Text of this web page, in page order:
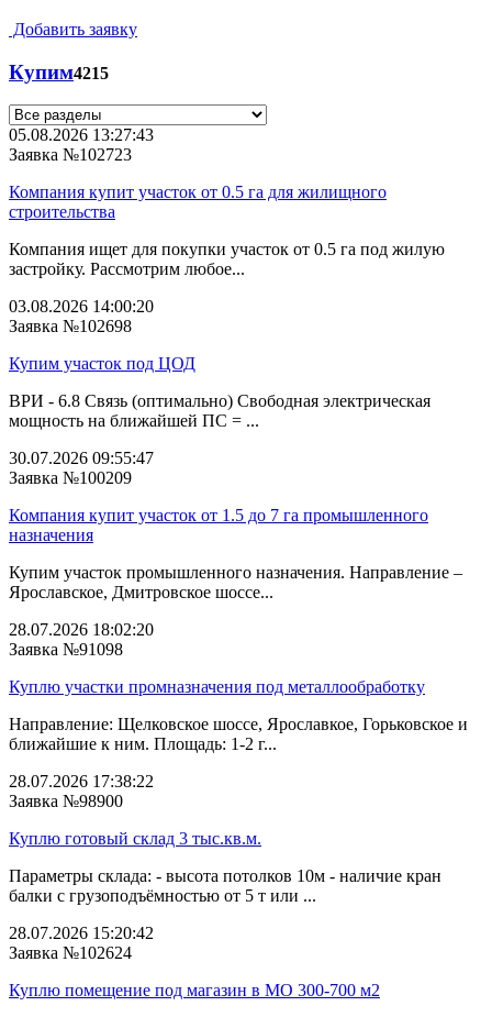
Добавить заявку
Купим4215
05.08.2026 13:27:43
Заявка №102723
Компания купит участок от 0.5 га для жилищного
строительства
Компания ищет для покупки участок от 0.5 га под жилую
застройку. Рассмотрим любое...
03.08.2026 14:00:20
Заявка №102698
Купим участок под ЦОД
ВРИ - 6.8 Связь (оптимально) Свободная электрическая
мощность на ближайшей ПС = ...
30.07.2026 09:55:47
Заявка №100209
Компания купит участок от 1.5 до 7 га промышленного
назначения
Купим участок промышленного назначения. Направление –
Ярославское, Дмитровское шоссе...
28.07.2026 18:02:20
Заявка №91098
Куплю участки промназначения под металлообработку
Направление: Щелковское шоссе, Ярославкое, Горьковское и
ближайшие к ним. Площадь: 1-2 г...
28.07.2026 17:38:22
Заявка №98900
Куплю готовый склад 3 тыс.кв.м.
Параметры склада: - высота потолков 10м - наличие кран
балки с грузоподъёмностью от 5 т или ...
28.07.2026 15:20:42
Заявка №102624
Куплю помещение под магазин в МО 300-700 м2